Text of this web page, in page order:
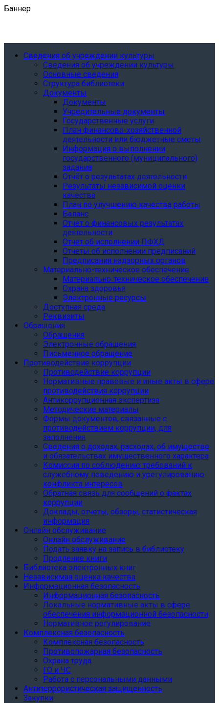
Баннер
Сведения об учреждении культуры
Сведения об учреждении культуры
Основные сведения
Структура библиотеки
Документы
Документы
Учредительные документы
Государственные услуги
План финансово-хозяйственной
деятельности или бюджетные сметы
Информация о выполнении
государственного (муниципального)
задания
Отчёт о результатах деятельности
Результаты независимой оценки
качества
План по улучшению качества работы
Баланс
Отчет о финансовых результатах
деятельности
Отчет об исполнении ПФХД
Отчеты об исполнении предписаний
Предписания надзорных органов
Материально-техническое обеспечение
Материально-техническое обеспечение
Охрана здоровья
Электронные ресурсы
Доступная среда
Реквизиты
Обращения
Обращения
Электронные обращения
Письменное обращение
Противодействие коррупции
Противодействие коррупции
Нормативные правовые и иные акты в сфере
противодействия коррупции
Антикоррупционная экспертиза
Методические материалы
Формы документов, связанные с
противодействием коррупции, для
заполнения
Сведения о доходах, расходах, об имуществе
и обязательствах имущественного характера
Комиссия по соблюдению требований к
служебному поведению и урегулированию
конфликта интересов
Обратная связь для сообщений о фактах
коррупции
Доклады, отчеты, обзоры, статистическая
информация
Онлайн обслуживание
Онлайн обслуживание
Подать заявку на запись в библиотеку
Продление книги
Библиотека электронных книг
Независимая оценка качества
Информационная безопасность
Информационная безопасность
Локальные нормативные акты в сфере
обеспечения информационной безопасности
Нормативное регулирование
Комплексная безопасность
Комплексная безопасность
Противопожарная безопасность
Охрана труда
ГО и ЧС
Работа с персональными данными
Антитеррористическая защищенность
Закупки